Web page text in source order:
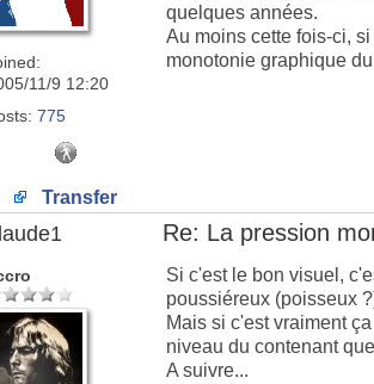
11/9 12:20
775
quelques années.
Au moins cette fois-ci,
monotonie graphique
Transfer
Re: La pression
Si c'est le bon visuel,
poussiéreux (poisseux
Mais si c'est vraiment
niveau du contenant
A suivre...